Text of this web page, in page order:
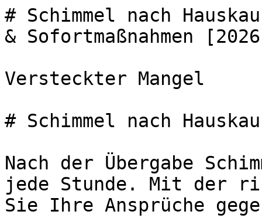
# Schimmel nach
& Sofortmaßnahmen
Versteckter Mangel
# Schimmel nach
Nach der Übergabe
jede Stunde. Mit der
Sie Ihre Ansprüche